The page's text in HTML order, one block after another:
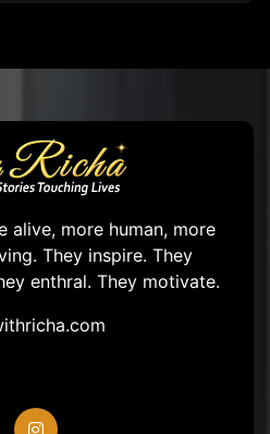
alive, more human, more
They inspire. They
enthral. They motivate.